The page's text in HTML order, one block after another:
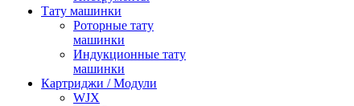
Тату машинки
Роторные тату
машинки
Индукционные тату
машинки
Картриджи / Модули
WJX